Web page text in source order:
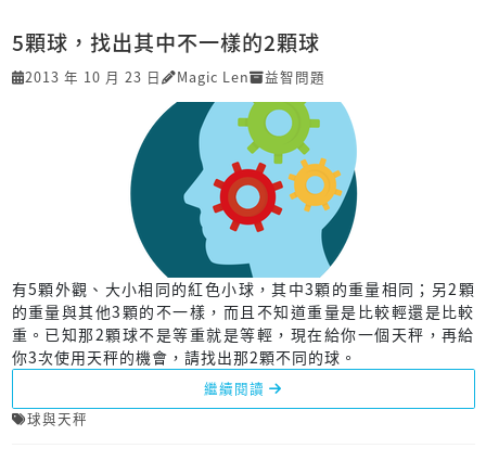
5顆球，找出其中不一樣的2顆球
2013 年 10 月 23 日 Magic Len 益智問題
有5顆外觀、大小相同的紅色小球，其中3顆的重量相同；另2顆
的重量與其他3顆的不一樣，而且不知道重量是比較輕還是比較
重。已知那2顆球不是等重就是等輕，現在給你一個天秤，再給
你3次使用天秤的機會，請找出那2顆不同的球。
繼續閱讀
球與天秤